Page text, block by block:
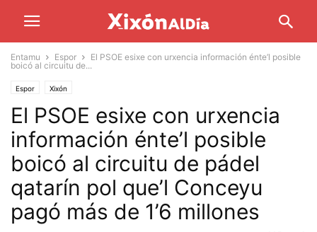
Entamu Espor
El PSOE esixe con urxencia información énte’l posible
boicó al circuitu de...
Espor Xixón
El PSOE esixe con urxencia
información énte’l posible
boicó al circuitu de pádel
qatarín pol que’l Conceyu
pagó más de 1’6 millones